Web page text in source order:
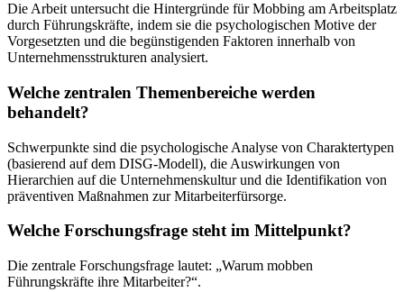
Die Arbeit untersucht die Hintergründe für Mobbing am Arbeitsplatz
durch Führungskräfte, indem sie die psychologischen Motive der
Vorgesetzten und die begünstigenden Faktoren innerhalb von
Unternehmensstrukturen analysiert.
Welche zentralen Themenbereiche werden
behandelt?
Schwerpunkte sind die psychologische Analyse von Charaktertypen
(basierend auf dem DISG-Modell), die Auswirkungen von
Hierarchien auf die Unternehmenskultur und die Identifikation von
präventiven Maßnahmen zur Mitarbeiterfürsorge.
Welche Forschungsfrage steht im Mittelpunkt?
Die zentrale Forschungsfrage lautet: „Warum mobben
Führungskräfte ihre Mitarbeiter?“.